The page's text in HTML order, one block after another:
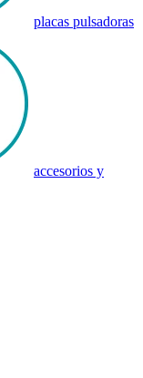
placas pulsadoras
accesorios y